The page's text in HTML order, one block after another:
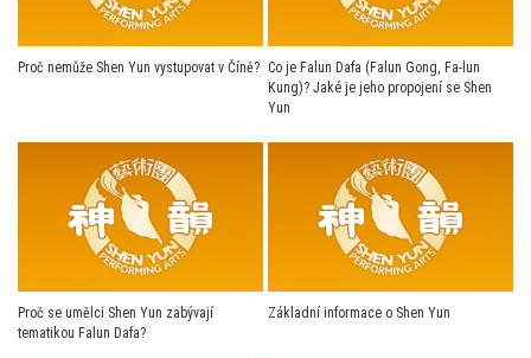
Proč nemůže Shen Yun vystupovat v Číně? Co je Falun Dafa (Falun Gong, Fa-lun
Kung)? Jaké je jeho propojení se Shen
Yun
Proč se umělci Shen Yun zabývají
tematikou Falun Dafa?
Základní informace o Shen Yun